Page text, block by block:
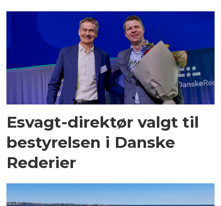
Esvagt-direktør valgt til
bestyrelsen i Danske
Rederier